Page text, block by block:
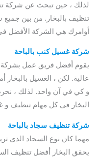
لذلك ، حين تبحث عن شركة
تنظيف بالبخار. من بين
أوامرك هي الشركة الأفضل
شركة غسيل كنب بالباحة
يقوم أفضل فريق عمل بشركة
عالية. لكن ، الغسيل
و كي في آن واحد. لذلك ،
البخار في كل مهام تنظيف و
شركة تنظيف سجاد بالباحة
مهما كان نوع السجاد الذي
يحقق البخار أفضل تنظيف